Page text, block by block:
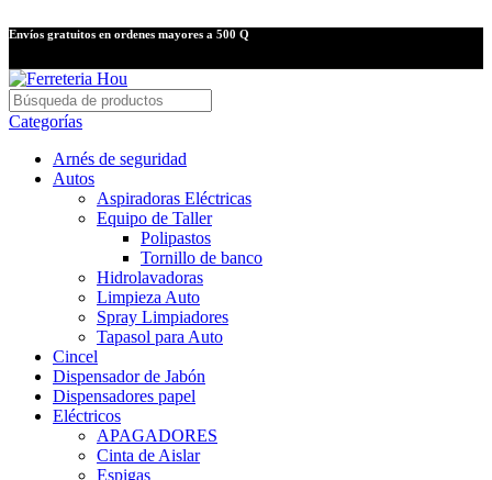
Envíos gratuitos en ordenes mayores a 500 Q
Categorías
Arnés de seguridad
Autos
Aspiradoras Eléctricas
Equipo de Taller
Polipastos
Tornillo de banco
Hidrolavadoras
Limpieza Auto
Spray Limpiadores
Tapasol para Auto
Cincel
Dispensador de Jabón
Dispensadores papel
Eléctricos
APAGADORES
Cinta de Aislar
Espigas